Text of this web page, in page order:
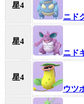
星4
ニド
星4
ニド
星4
ウツ